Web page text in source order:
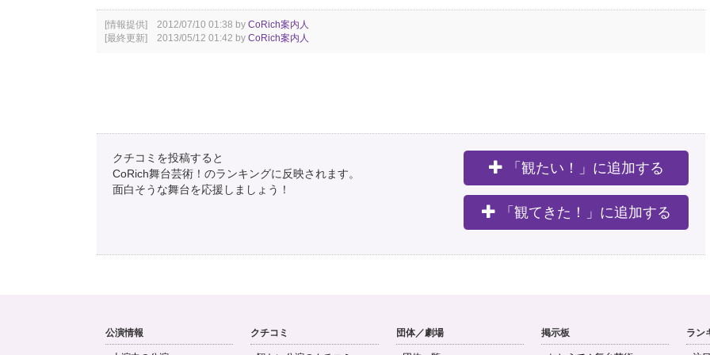
[情報提供] 2012/07/10 01:38 by CoRich案内人
[最終更新] 2013/05/12 01:42 by CoRich案内人
クチコミを投稿すると
CoRich舞台芸術！のランキングに反映されます。
面白そうな舞台を応援しましょう！
「観たい！」に追加する
「観てきた！」に追加する
公演情報 クチコミ 団体／劇場 掲示板 ラン